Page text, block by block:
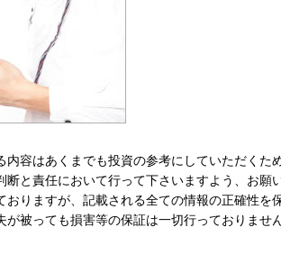
内容はあくまでも投資の参考にしていただくた
断と責任において行って下さいますよう、お願
りますが、記載される全ての情報の正確性を
被っても損害等の保証は一切行っておりませ